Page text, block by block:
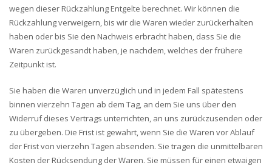
wegen dieser Rückzahlung Entgelte berechnet. Wir können die
Rückzahlung verweigern, bis wir die Waren wieder zurückerhalten
haben oder bis Sie den Nachweis erbracht haben, dass Sie die
Waren zurückgesandt haben, je nachdem, welches der frühere
Zeitpunkt ist.
Sie haben die Waren unverzüglich und in jedem Fall spätestens
binnen vierzehn Tagen ab dem Tag, an dem Sie uns über den
Widerruf dieses Vertrags unterrichten, an uns zurückzusenden oder
zu übergeben. Die Frist ist gewahrt, wenn Sie die Waren vor Ablauf
der Frist von vierzehn Tagen absenden. Sie tragen die unmittelbaren
Kosten der Rücksendung der Waren. Sie müssen für einen etwaigen